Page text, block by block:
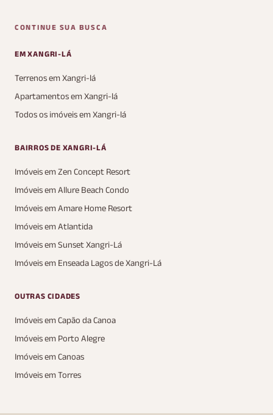
CONTINUE SUA BUSCA
EM XANGRI-LÁ
Terrenos em Xangri-lá
Apartamentos em Xangri-lá
Todos os imóveis em Xangri-lá
BAIRROS DE XANGRI-LÁ
Imóveis em Zen Concept Resort
Imóveis em Allure Beach Condo
Imóveis em Amare Home Resort
Imóveis em Atlantida
Imóveis em Sunset Xangri-Lá
Imóveis em Enseada Lagos de Xangri-Lá
OUTRAS CIDADES
Imóveis em Capão da Canoa
Imóveis em Porto Alegre
Imóveis em Canoas
Imóveis em Torres